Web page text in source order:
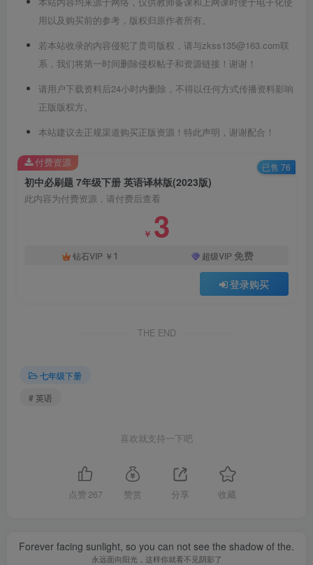
用以及购买前的参考，版权归原作者所有。
若本站收录的内容侵犯了贵司版权，请与zkss135@163.com联
系，我们将第一时间删除侵权帖子和资源链接！谢谢！
请用户下载资料后24小时内删除，不得以任何方式传播资料影响
正版版权方。
本站建议去正规渠道购买正版资源！特此声明，谢谢配合！
初中必刷题 7年级下册 英语译林版(2023版)
此内容为付费资源，请付费后查看
￥ 3
钻石VIP ￥ 1 超级VIP 免费
登录购买
付费资源 已售 76
THE END
七年级下册
# 英语
喜欢就支持一下吧
点赞 267 赞赏 分享 收藏
Forever facing sunlight, so you can not see the shadow of the.
永远面向阳光，这样你就看不见阴影了